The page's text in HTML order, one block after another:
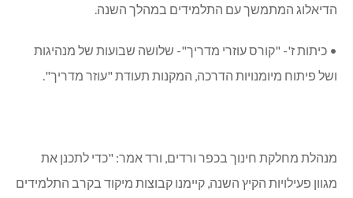
הדיאלוג המתמשך עם התלמידים במהלך השנה.
• כיתות ז'- "קורס עוזרי מדריך"- שלושה שבועות של מנהיגות
ושל פיתוח מיומנויות הדרכה, המקנות תעודת "עוזר מדריך".
מנהלת מחלקת חינוך בכפר ורדים, ורד אמר: "כדי לתכנן את
מגוון פעילויות הקיץ השנה, קיימנו קבוצות מיקוד בקרב התלמידים